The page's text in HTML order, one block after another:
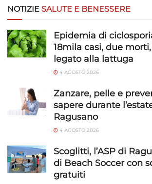
NOTIZIE SALUTE E BENESSERE
Epidemia di
18mila casi, due
legato alla lattuga
4 AGOSTO 2026
Zanzare, pelle e
sapere durante
Ragusano
4 AGOSTO 2026
Scoglitti, l’ASP di
di Beach Soccer con
gratuiti